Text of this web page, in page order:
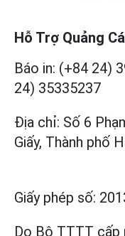
Hỗ Trợ Quảng
Báo in: (+84 24)
24) 35335237
Địa chỉ: Số 6
Giấy, Thành phố
Giấy phép số:
Do Bộ TTTT cấp